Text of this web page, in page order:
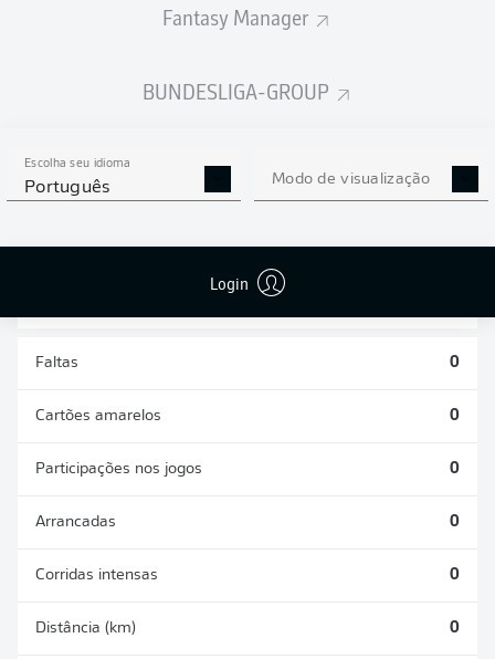
Fantasy Manager
BUNDESLIGA-GROUP
Escolha seu idioma
Português Modo de visualização
Login
ESTATÍSTICAS DA
TEMPORADA 2026/2027
Faltas 0
Cartões amarelos 0
Participações nos jogos 0
Arrancadas 0
Corridas intensas 0
Distância (km) 0